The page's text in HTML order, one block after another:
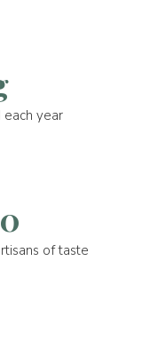
year
of taste